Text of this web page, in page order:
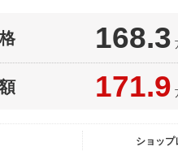
168.3
171.9
ショップ